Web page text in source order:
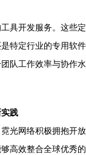
具开发服务。这些定
特定行业的专用软件
队工作效率与协作水
践
光网络积极拥抱开放
高效整合全球优秀的